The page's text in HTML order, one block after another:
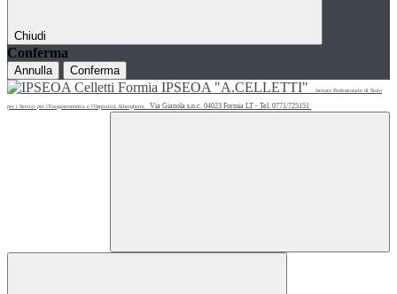
Chiudi
Conferma
Annulla Conferma
IPSEOA "A.CELLETTI" Istituto Professionale di Stato
per i Servizi per l'Enogastronomia e l'Ospitalità Alberghiera Via Gianola s.n.c. 04023 Formia LT - Tel. 0771/725151